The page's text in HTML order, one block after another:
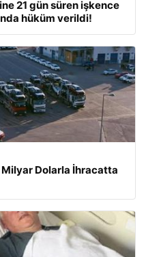
21 gün süren işkence
hüküm verildi!
Dolarla İhracatta